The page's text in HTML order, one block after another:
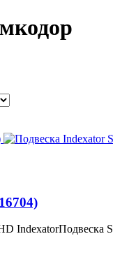
IndexatorПодвеска